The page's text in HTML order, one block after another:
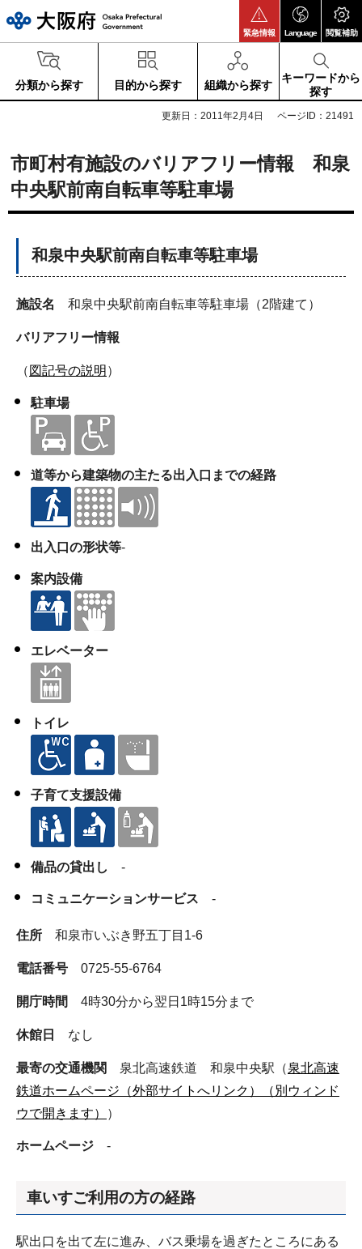
緊急情報 Language 閲覧補助
分類から探す 目的から探す 組織から探す
キーワードから
探す
更新日：2011年2月4日 ページID：21491
市町村有施設のバリアフリー情報 和泉
中央駅前南自転車等駐車場
和泉中央駅前南自転車等駐車場
施設名 和泉中央駅前南自転車等駐車場（2階建て）
バリアフリー情報
（ 図記号の説明 ）
駐車場
道等から建築物の主たる出入口までの経路
出入口の形状等-
案内設備
エレベーター
トイレ
子育て支援設備
備品の貸出し -
コミュニケーションサービス -
住所 和泉市いぶき野五丁目1-6
電話番号 0725-55-6764
開庁時間 4時30分から翌日1時15分まで
休館日 なし
最寄の交通機関 泉北高速鉄道 和泉中央駅（泉北高速
鉄道ホームページ（外部サイトへリンク）（別ウィンド
ウで開きます）
）
ホームページ -
車いすご利用の方の経路
駅出口を出て左に進み、バス乗場を過ぎたところにある